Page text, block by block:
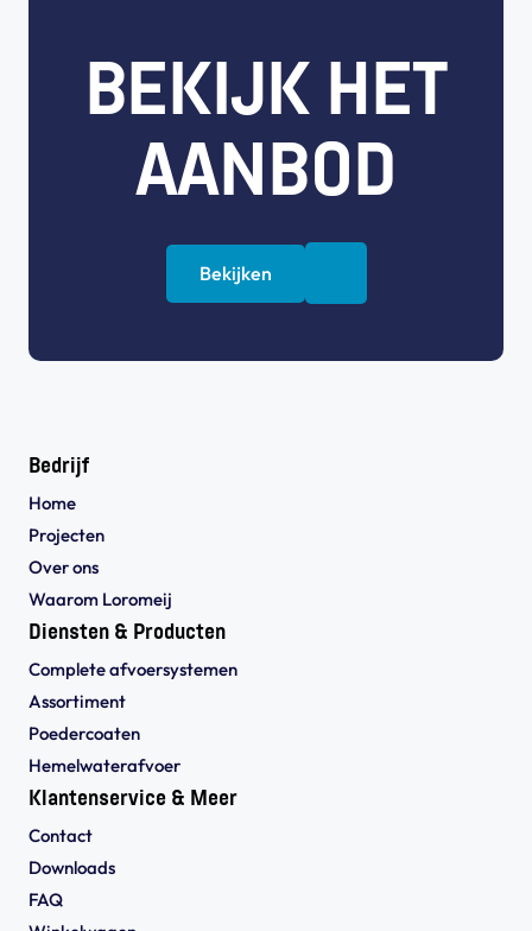
BEKIJK HET
AANBOD
Bekijken
Bedrijf
Home
Projecten
Over ons
Waarom Loromeij
Diensten & Producten
Complete afvoersystemen
Assortiment
Poedercoaten
Hemelwaterafvoer
Klantenservice & Meer
Contact
Downloads
FAQ